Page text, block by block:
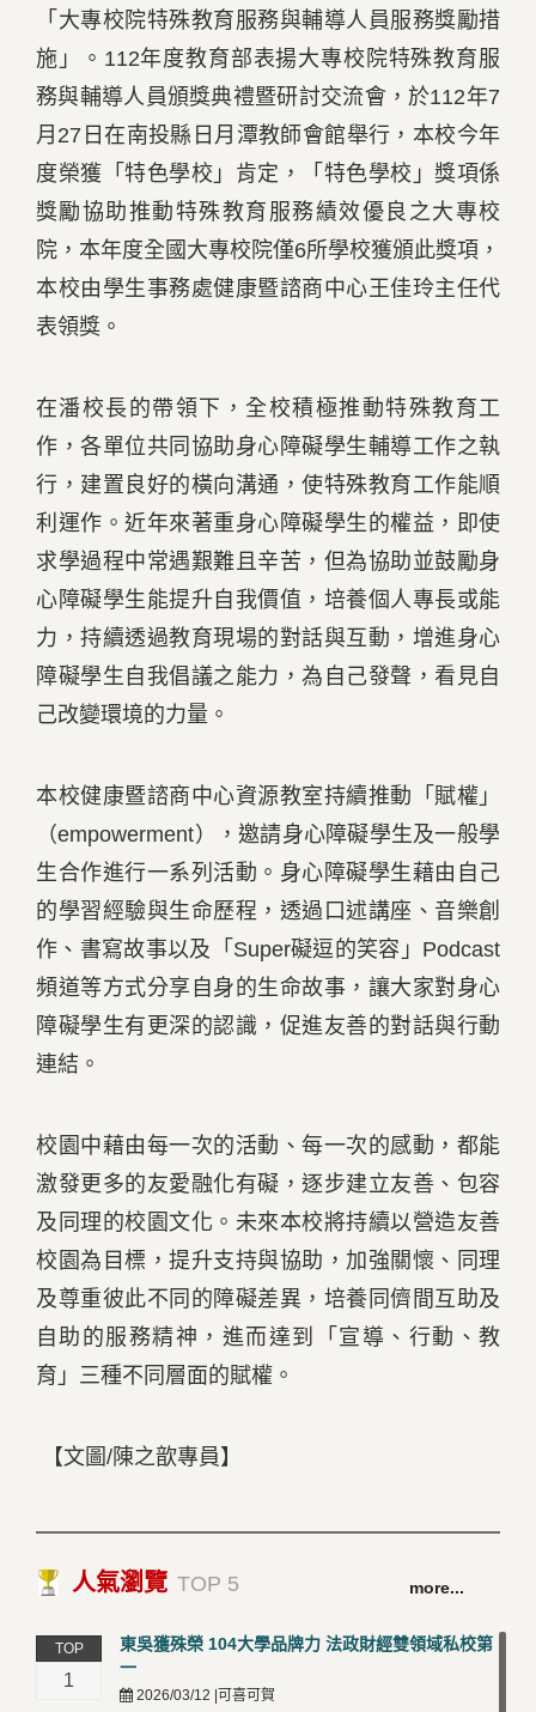
「大專校院特殊教育服務與輔導人員服務獎勵措
施」。112年度教育部表揚大專校院特殊教育服
務與輔導人員頒獎典禮暨研討交流會，於112年7
月27日在南投縣日月潭教師會館舉行，本校今年
度榮獲「特色學校」肯定，「特色學校」獎項係
獎勵協助推動特殊教育服務績效優良之大專校
院，本年度全國大專校院僅6所學校獲頒此獎項，
本校由學生事務處健康暨諮商中心王佳玲主任代
表領獎。
在潘校長的帶領下，全校積極推動特殊教育工
作，各單位共同協助身心障礙學生輔導工作之執
行，建置良好的橫向溝通，使特殊教育工作能順
利運作。近年來著重身心障礙學生的權益，即使
求學過程中常遇艱難且辛苦，但為協助並鼓勵身
心障礙學生能提升自我價值，培養個人專長或能
力，持續透過教育現場的對話與互動，增進身心
障礙學生自我倡議之能力，為自己發聲，看見自
己改變環境的力量。
本校健康暨諮商中心資源教室持續推動「賦權」
（empowerment），邀請身心障礙學生及一般學
生合作進行一系列活動。身心障礙學生藉由自己
的學習經驗與生命歷程，透過口述講座、音樂創
作、書寫故事以及「Super礙逗的笑容」Podcast
頻道等方式分享自身的生命故事，讓大家對身心
障礙學生有更深的認識，促進友善的對話與行動
連結。
校園中藉由每一次的活動、每一次的感動，都能
激發更多的友愛融化有礙，逐步建立友善、包容
及同理的校園文化。未來本校將持續以營造友善
校園為目標，提升支持與協助，加強關懷、同理
及尊重彼此不同的障礙差異，培養同儕間互助及
自助的服務精神，進而達到「宣導、行動、教
育」三種不同層面的賦權。
【文圖/陳之歆專員】
人氣瀏覽 TOP 5 more...
TOP
1
東吳獲殊榮 104大學品牌力 法政財經雙領域私校第
一
2026/03/12 |可喜可賀